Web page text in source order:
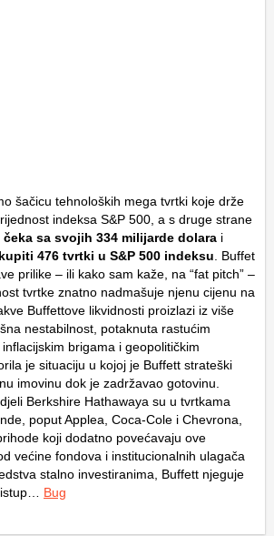
šačicu tehnoloških mega tvrtki koje drže
indeksa S&P 500, a s druge strane
čeka sa svojih 334 milijarde dolara i
476 tvrtki u S&P 500 indeksu . Buffet
prilike – ili kako sam kaže, na “fat pitch” –
tvrtke znatno nadmašuje njenu cijenu na
Buffettove likvidnosti proizlazi iz više
nestabilnost, potaknuta rastućim
brigama i geopolitičkim
je situaciju u kojoj je Buffett strateški
imovinu dok je zadržavao gotovinu.
Berkshire Hathawaya su u tvrtkama
poput Applea, Coca-Cole i Chevrona,
koji dodatno povećavaju ove
većine fondova i institucionalnih ulagača
stalno investiranima, Buffett njeguje
Bug